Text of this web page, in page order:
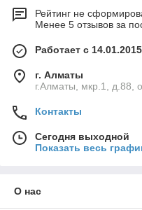
Рейтинг не
Менее 5 отзывов за
Работает с 14.01.2015
г. Алматы
г.Алматы, мкр.1, д.88,
Контакты
Сегодня выходной
Показать весь
О нас